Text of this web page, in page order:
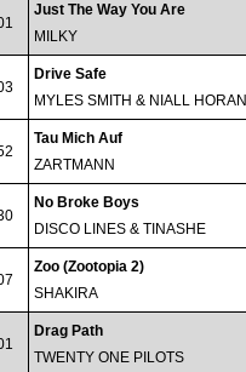
Just The Way You Are
MILKY
Drive Safe
MYLES SMITH & NIALL HORAN
Tau Mich Auf
ZARTMANN
No Broke Boys
DISCO LINES & TINASHE
Zoo (Zootopia 2)
SHAKIRA
Drag Path
TWENTY ONE PILOTS